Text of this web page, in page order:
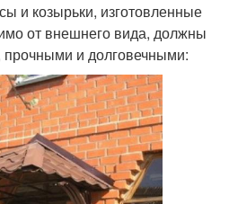
и козырьки, изготовленные
от внешнего вида, должны
и долговечными: